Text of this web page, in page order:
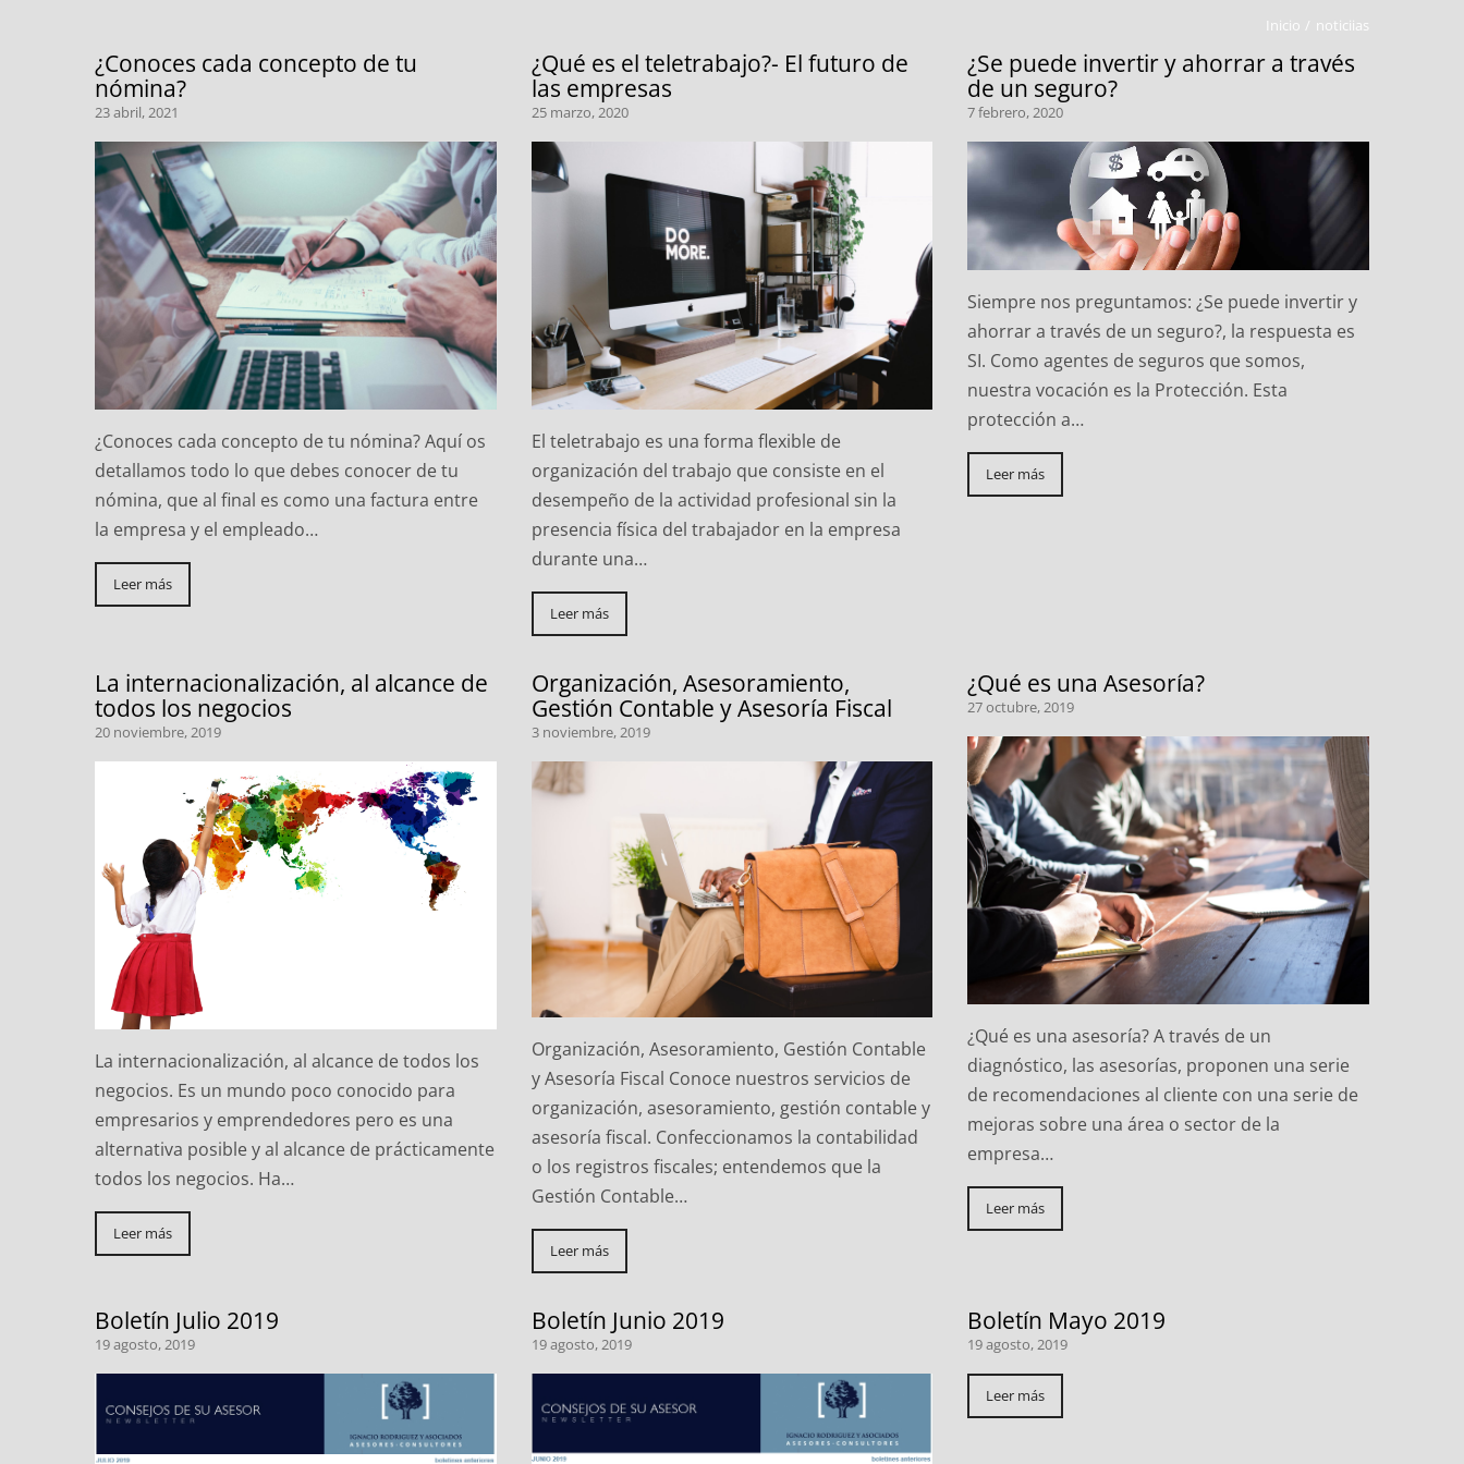
Inicio noticiias
¿Conoces cada concepto de tu
nómina?
23 abril, 2021
¿Conoces cada concepto de tu nómina? Aquí os
detallamos todo lo que debes conocer de tu
nómina, que al final es como una factura entre
la empresa y el empleado…
Leer más
¿Qué es el teletrabajo?- El futuro de
las empresas
25 marzo, 2020
El teletrabajo es una forma flexible de
organización del trabajo que consiste en el
desempeño de la actividad profesional sin la
presencia física del trabajador en la empresa
durante una…
Leer más
¿Se puede invertir y ahorrar a través
de un seguro?
7 febrero, 2020
Siempre nos preguntamos: ¿Se puede invertir y
ahorrar a través de un seguro?, la respuesta es
SI. Como agentes de seguros que somos,
nuestra vocación es la Protección. Esta
protección a…
Leer más
La internacionalización, al alcance de
todos los negocios
20 noviembre, 2019
La internacionalización, al alcance de todos los
negocios. Es un mundo poco conocido para
empresarios y emprendedores pero es una
alternativa posible y al alcance de prácticamente
todos los negocios. Ha…
Leer más
Organización, Asesoramiento,
Gestión Contable y Asesoría Fiscal
3 noviembre, 2019
Organización, Asesoramiento, Gestión Contable
y Asesoría Fiscal Conoce nuestros servicios de
organización, asesoramiento, gestión contable y
asesoría fiscal. Confeccionamos la contabilidad
o los registros fiscales; entendemos que la
Gestión Contable…
Leer más
¿Qué es una Asesoría?
27 octubre, 2019
¿Qué es una asesoría? A través de un
diagnóstico, las asesorías, proponen una serie
de recomendaciones al cliente con una serie de
mejoras sobre una área o sector de la
empresa…
Leer más
Boletín Julio 2019
19 agosto, 2019
Boletín Junio 2019
19 agosto, 2019
Boletín Mayo 2019
19 agosto, 2019
Leer más